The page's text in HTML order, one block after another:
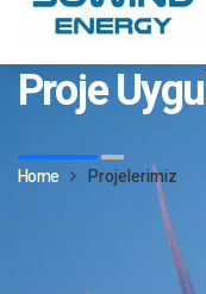
sowindenerji.com
Proje
Home Projelerimiz